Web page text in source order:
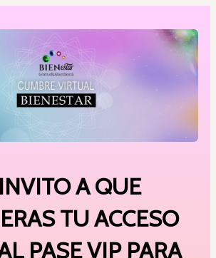
A QUE
TU ACCESO
PASE VIP PARA